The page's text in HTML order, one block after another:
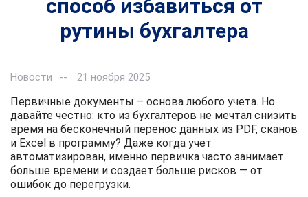
способ избавиться от
рутины бухгалтера
Новости 21 ноября 2025
Первичные документы – основа любого учета. Но
давайте честно: кто из бухгалтеров не мечтал снизить
время на бесконечный перенос данных из PDF, сканов
и Excel в программу? Даже когда учет
автоматизирован, именно первичка часто занимает
больше времени и создает больше рисков — от
ошибок до перегрузки.